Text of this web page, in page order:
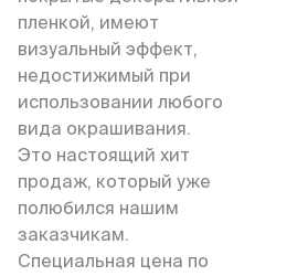
пленкой, имеют
визуальный эффект,
недостижимый при
использовании любого
вида окрашивания.
Это настоящий хит
продаж, который уже
полюбился нашим
заказчикам.
Специальная цена по